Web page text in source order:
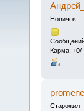
Новичок
Карма:
Старожил